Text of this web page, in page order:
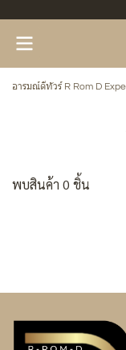
อารมณ์ดีทัวร์ R Rom D
พบสินค้า 0 ชิ้น